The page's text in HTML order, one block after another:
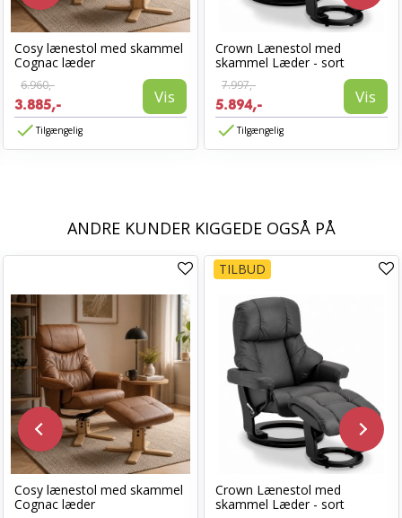
Cosy lænestol med skammel
Cognac læder
6.960,-
3.885,- Vis
Tilgængelig
Crown Lænestol med
skammel Læder - sort
7.997,-
5.894,- Vis
Tilgængelig
ANDRE KUNDER KIGGEDE OGSÅ PÅ
Cosy lænestol med skammel
Cognac læder
TILBUD
Crown Lænestol med
skammel Læder - sort